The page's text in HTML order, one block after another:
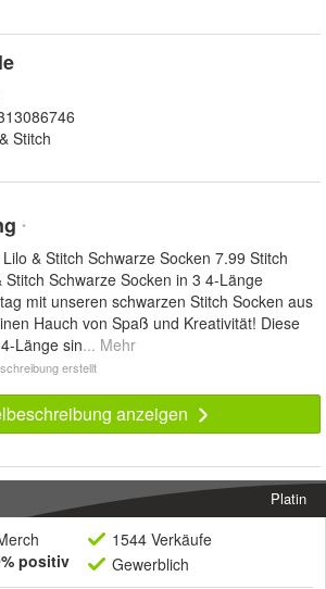
Stitch
*
& Stitch Schwarze Socken 7.99 Stitch
Schwarze Socken in 3 4-Länge
mit unseren schwarzen Stitch Socken aus
Hauch von Spaß und Kreativität! Diese
Länge sin... Mehr
erstellt
anzeigen
Platin
positiv
1544 Verkäufe
Gewerblich